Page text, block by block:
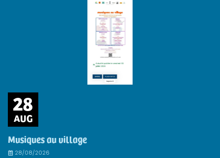
28
AUG
Musiques au village
28/08/2026